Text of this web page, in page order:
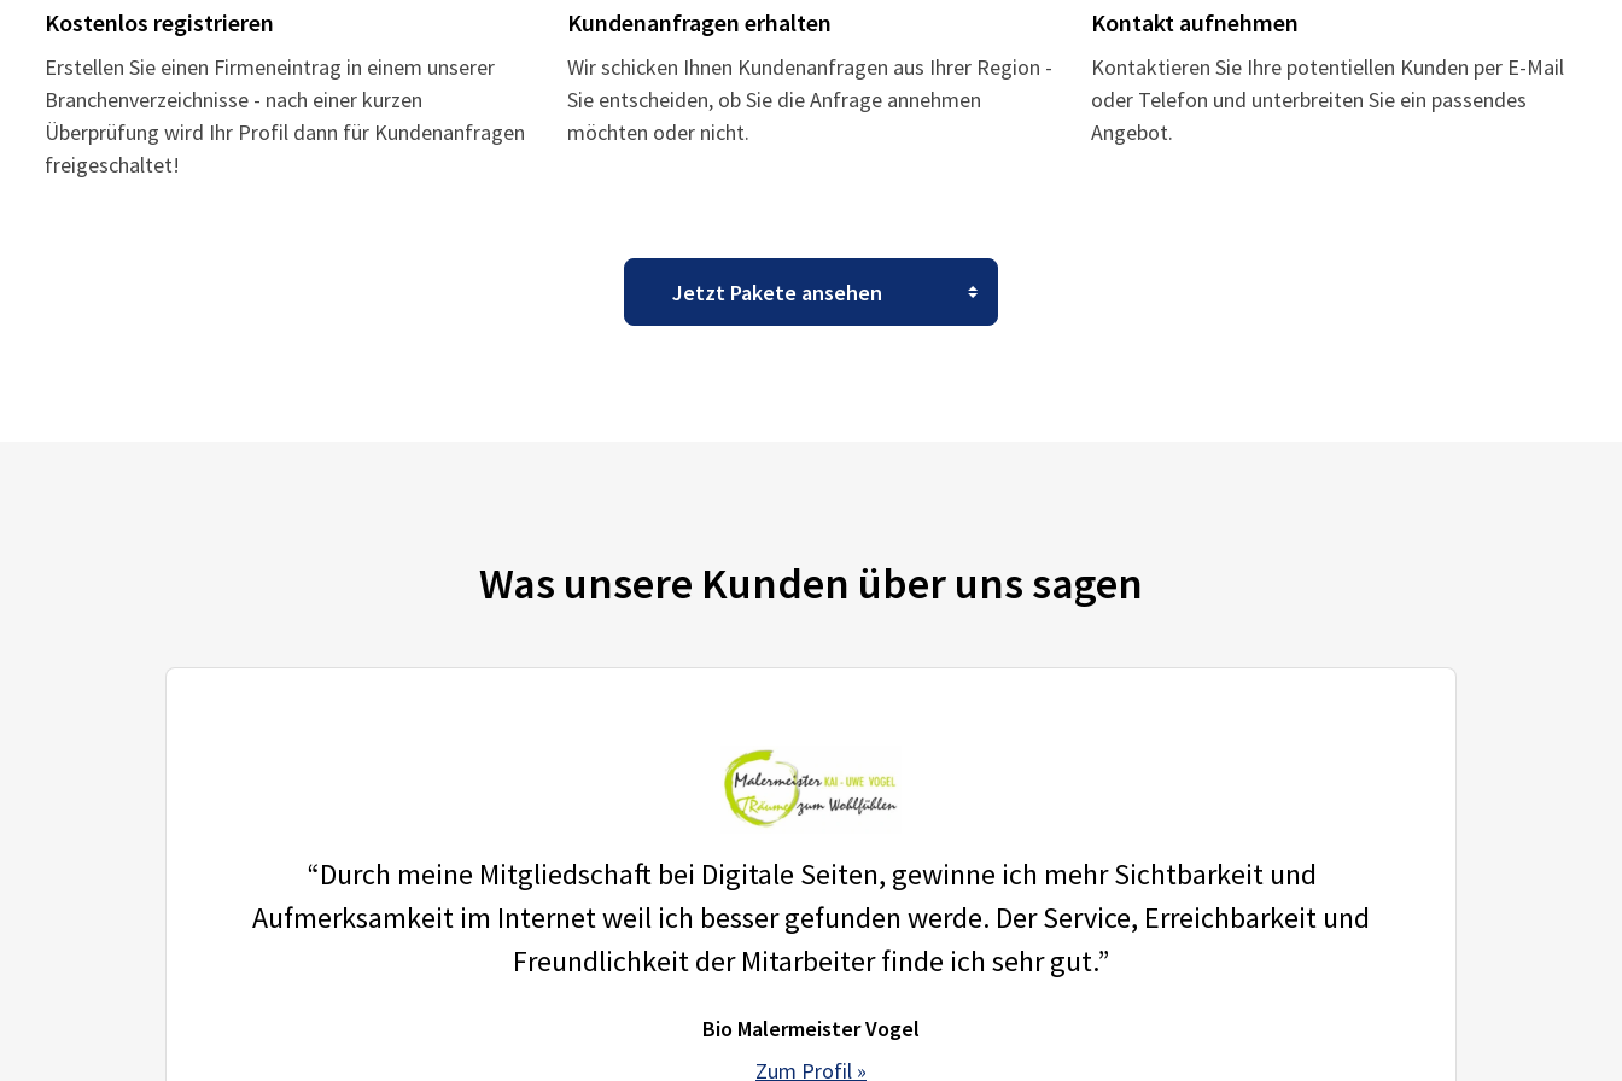
Kostenlos registrieren
Erstellen Sie einen Firmeneintrag in einem unserer
Branchenverzeichnisse - nach einer kurzen
Überprüfung wird Ihr Profil dann für Kundenanfragen
freigeschaltet!
Kundenanfragen erhalten
Wir schicken Ihnen Kundenanfragen aus Ihrer Region -
Sie entscheiden, ob Sie die Anfrage annehmen
möchten oder nicht.
Kontakt aufnehmen
Kontaktieren Sie Ihre potentiellen Kunden per E-Mail
oder Telefon und unterbreiten Sie ein passendes
Angebot.
Was unsere Kunden über uns sagen
“Durch meine Mitgliedschaft bei Digitale Seiten, gewinne ich mehr Sichtbarkeit und
Aufmerksamkeit im Internet weil ich besser gefunden werde. Der Service, Erreichbarkeit und
Freundlichkeit der Mitarbeiter finde ich sehr gut.”
Bio Malermeister Vogel
Zum Profil »